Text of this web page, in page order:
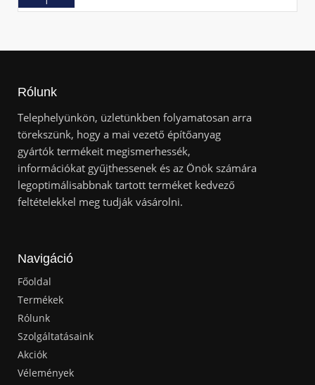
Rólunk
Telephelyünkön, üzletünkben folyamatosan arra
törekszünk, hogy a mai vezető építőanyag
gyártók termékeit megismerhessék,
információkat gyűjthessenek és az Önök számára
legoptimálisabbnak tartott terméket kedvező
feltételekkel meg tudják vásárolni.
Navigáció
Főoldal
Termékek
Rólunk
Szolgáltatásaink
Akciók
Vélemények